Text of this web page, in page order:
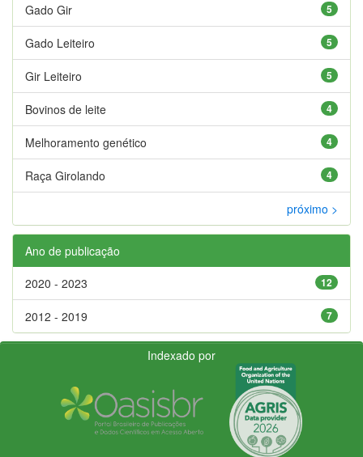
5
Gado Gir
5
Gado Leiteiro
5
Gir Leiteiro
4
Bovinos de leite
4
Melhoramento genético
4
Raça Girolando
próximo >
Ano de publicação
12
2020 - 2023
7
2012 - 2019
Indexado por